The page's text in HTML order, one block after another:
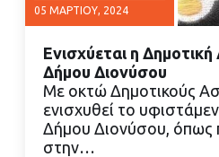
05 ΜΑΡΤΊΟΥ, 2024
ΔΙΑΒΑΣΤΕ
Ενισχύεται η
Δήμου Διονύσου
Με οκτώ Δημοτικούς
ενισχυθεί το
Δήμου Διονύσου, όπως
στην…